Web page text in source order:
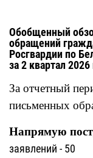
Обобщенный
обращений
Росгвардии по
за 2 квартал 2026
За отчетный
письменных
Напрямую
заявлений - 50